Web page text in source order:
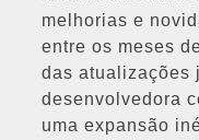
melhorias e
entre os meses
das atualizações
desenvolvedora
uma expansão